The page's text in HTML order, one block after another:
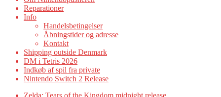
Reparationer
Info
Handelsbetingelser
Åbningstider og adresse
Kontakt
Shipping outside Denmark
DM i Tetris 2026
Indkøb af spil fra private
Nintendo Switch 2 Release
Zelda: Tears of the Kingdom midnight release